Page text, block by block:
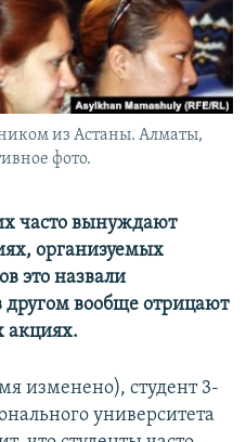
из Астаны. Алматы,
фото.
часто вынуждают
организуемых
это назвали
вообще отрицают
акциях.
изменено), студент 3-
университета